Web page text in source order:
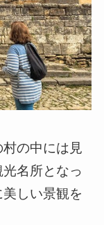
の中には見
名所となっ
しい景観を